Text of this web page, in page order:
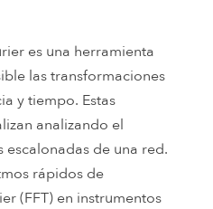
es una herramienta
las transformaciones
y tiempo. Estas
analizando el
escalonadas de una red.
rápidos de
(FFT) en instrumentos